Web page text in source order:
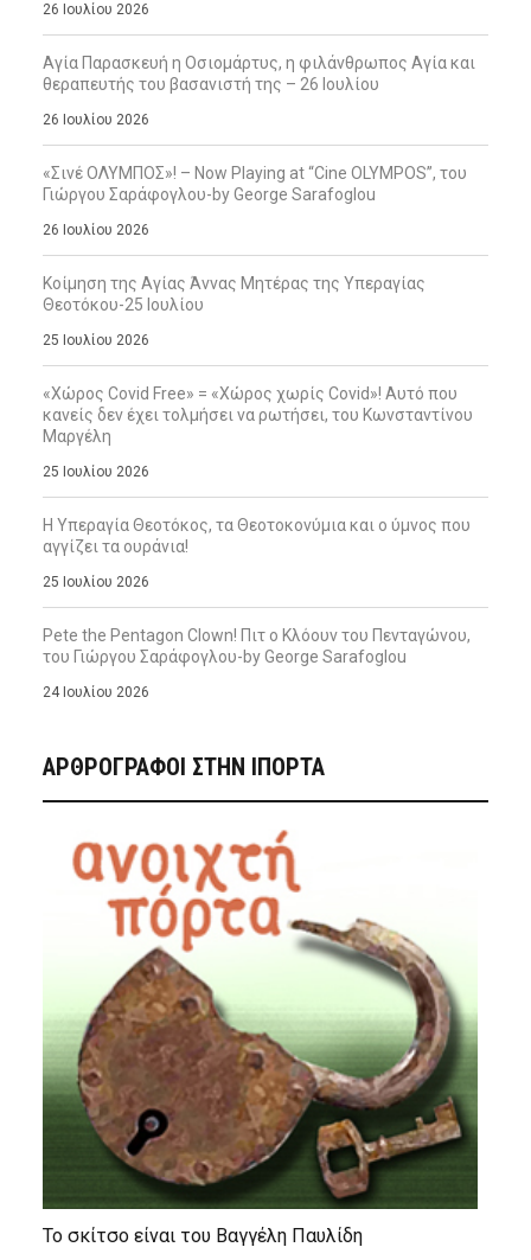
26 Ιουλίου 2026
Αγία Παρασκευή η Οσιομάρτυς, η φιλάνθρωπος Αγία και
θεραπευτής του βασανιστή της – 26 Ιουλίου
26 Ιουλίου 2026
«Σινέ ΟΛΥΜΠΟΣ»! – Now Playing at “Cine OLYMPOS”, του
Γιώργου Σαράφογλου-by George Sarafoglou
26 Ιουλίου 2026
Κοίμηση της Αγίας Άννας Μητέρας της Υπεραγίας
Θεοτόκου-25 Ιουλίου
25 Ιουλίου 2026
«Χώρος Covid Free» = «Χώρος χωρίς Covid»! Αυτό που
κανείς δεν έχει τολμήσει να ρωτήσει, του Κωνσταντίνου
Μαργέλη
25 Ιουλίου 2026
Η Υπεραγία Θεοτόκος, τα Θεοτοκονύμια και ο ύμνος που
αγγίζει τα ουράνια!
25 Ιουλίου 2026
Pete the Pentagon Clown! Πιτ ο Κλόουν του Πενταγώνου,
του Γιώργου Σαράφογλου-by George Sarafoglou
24 Ιουλίου 2026
ΑΡΘΡΟΓΡΑΦΟΙ ΣΤΗΝ IΠΟΡΤΑ
Το σκίτσο είναι του Βαγγέλη Παυλίδη